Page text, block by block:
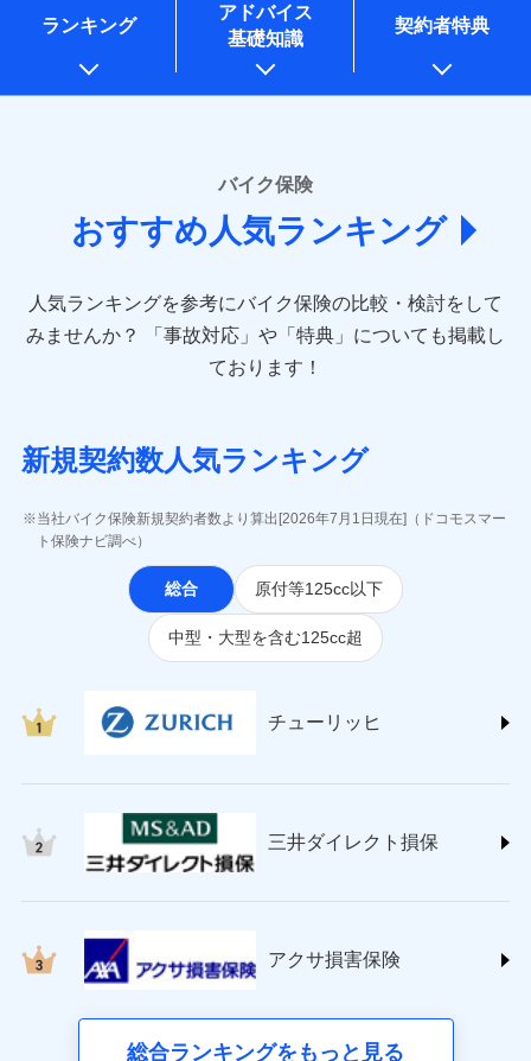
アンケートやキャンペーン等の実施のため
上記に係る案内・手続き・管理等付帯業務を行うため
* 当社が委託を受けている保険会社の情報は、保険会社
のホームページに掲載しておりますので、ご確認くださ
あいおいニッセイ同和損害保険株式会社
(https://www.aioinissaydowa.co.jp/)
アクサ損害保険株式会社 (https://www.axa-
アニコム損害保険株式会社 (https://www.anicom-
sompo.co.jp/)
東京海上ダイレクト損害保険株式会社
(https://www.e-design.net/)
ＳＢＩ損害保険株式会社
ジェイアイ傷害火災保険株式会社
(https://www.jihoken.co.jp/)
ソニー損害保険株式会社
(https://www.sonysonpo.co.jp/)
損害保険ジャパン株式会社 (https://www.sompo-
japan.co.jp/)
ＳＯＭＰＯダイレクト損害保険株式会社
チューリッヒ保険会社 (https://www.zurich.co.jp/)
(https://www.nisshinfire.co.jp/)
ペット＆ファミリー損害保険株式会社
(https://www.petfamilyins.co.jp/)
三井住友海上火災保険株式会社 (https://www.ms-
三井ダイレクト損害保険株式会社
(https://www.mitsui-direct.co.jp/)
ランキング
アドバイス
基礎知識
契約者特典
バイク保険
おすすめ人気ランキング
人気ランキングを参考にバイク保険の比較・検討をして
みませんか？
「事故対応」や「特典」についても掲載し
ております！
新規契約数人気ランキング
当社バイク保険新規契約者数より算出[2026年7月1日現在]（ドコモスマー
ト保険ナビ調べ）
総合 原付等125cc以下
中型・大型を含む125cc超
チューリッヒ
三井ダイレクト損保
アクサ損害保険
総合ランキングをもっと見る